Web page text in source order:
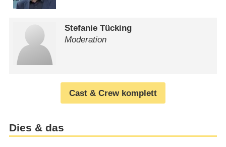
Stefanie Tücking
Moderation
Cast & Crew komplett
Dies & das